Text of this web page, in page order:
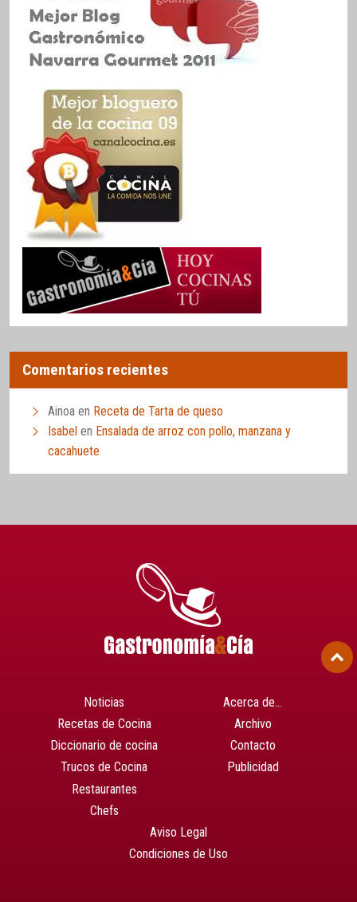
Comentarios recientes
Ainoa en Receta de Tarta de queso
Isabel en Ensalada de arroz con pollo, manzana y
cacahuete
Noticias
Recetas de Cocina
Diccionario de cocina
Trucos de Cocina
Restaurantes
Chefs
Acerca de…
Archivo
Contacto
Publicidad
Aviso Legal
Condiciones de Uso